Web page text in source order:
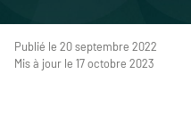
Publié le 20 septembre 2022
Mis à jour le 17 octobre 2023